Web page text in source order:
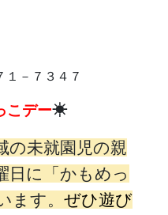
カードにシールを貼